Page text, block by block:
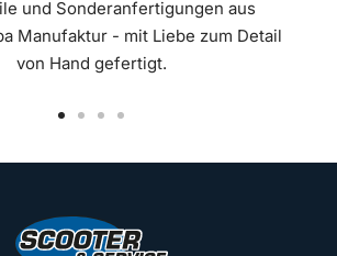
und Sonderanfertigungen aus
Manufaktur - mit Liebe zum Detail
von Hand gefertigt.